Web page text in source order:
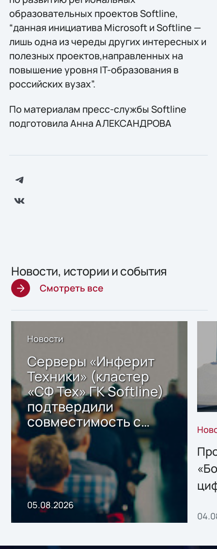
образовательных проектов Softline,
“данная инициатива Microsoft и Softline —
лишь одна из череды других интересных и
полезных проектов,направленных на
повышение уровня IT-образования в
российских вузах”.
По материалам пресс-службы Softlinе
подготовила Анна АЛЕКСАНДРОВА
Новости, истории и события
Смотреть все
Новости
Серверы «Инферит
Техники» (кластер
«СФ Тех» ГК Softline)
подтвердили
совместимость с
решением Sharx
Storage 2.x для
хранения данных
05.08.2026